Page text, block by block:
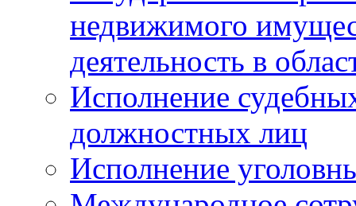
недвижимого
деятельность в
Исполнение
должностных лиц
Исполнение